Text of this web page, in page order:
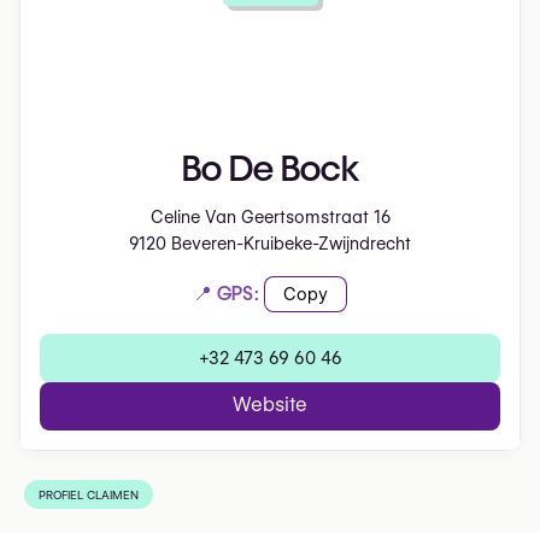
Bo De Bock
Celine Van Geertsomstraat 16
9120 Beveren-Kruibeke-Zwijndrecht
📍 GPS: Copy
+32 473 69 60 46
Website
PROFIEL CLAIMEN